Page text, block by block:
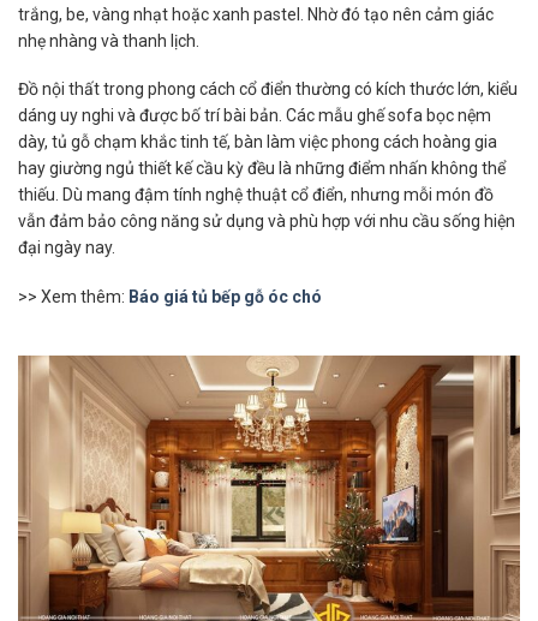
trắng, be, vàng nhạt hoặc xanh pastel. Nhờ đó tạo nên cảm giác
nhẹ nhàng và thanh lịch.
Đồ nội thất trong phong cách cổ điển thường có kích thước lớn, kiểu
dáng uy nghi và được bố trí bài bản. Các mẫu ghế sofa bọc nệm
dày, tủ gỗ chạm khắc tinh tế, bàn làm việc phong cách hoàng gia
hay giường ngủ thiết kế cầu kỳ đều là những điểm nhấn không thể
thiếu. Dù mang đậm tính nghệ thuật cổ điển, nhưng mỗi món đồ
vẫn đảm bảo công năng sử dụng và phù hợp với nhu cầu sống hiện
đại ngày nay.
>> Xem thêm: Báo giá tủ bếp gỗ óc chó